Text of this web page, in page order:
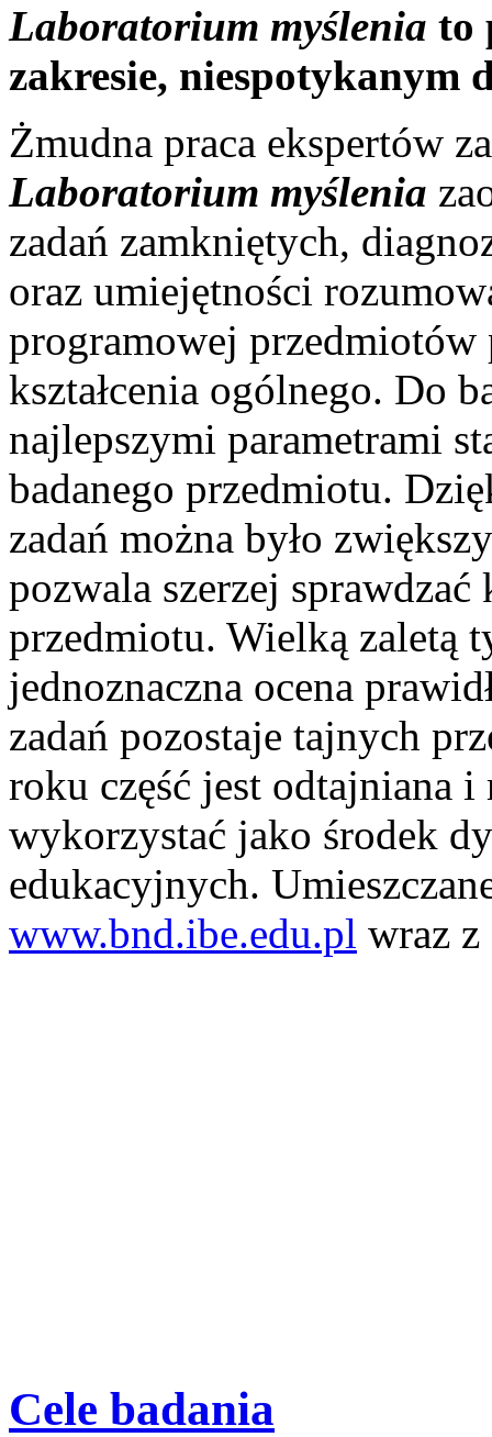
Laboratorium myślenia to
zakresie, niespotykanym
Żmudna praca ekspertów
Laboratorium myślenia
zadań zamkniętych,
oraz umiejętności
programowej
kształcenia ogólnego. Do
najlepszymi parametrami
badanego przedmiotu.
zadań można było
pozwala szerzej
przedmiotu. Wielką zaletą
jednoznaczna ocena
zadań pozostaje tajnych
roku część jest odtajniana
wykorzystać jako środek
edukacyjnych.
www.bnd.ibe.edu.pl wraz
Cele badania